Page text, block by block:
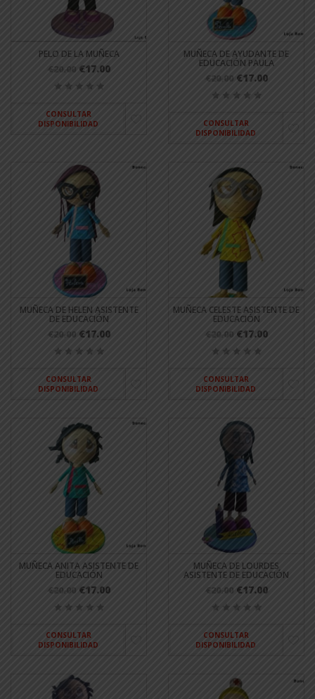
PELO DE LA MUÑECA
€20.00 €17.00
CONSULTAR
DISPONIBILIDAD
MUÑECA DE AYUDANTE DE
EDUCACIÓN PAULA
€20.00 €17.00
CONSULTAR
DISPONIBILIDAD
MUÑECA DE HELEN ASISTENTE
DE EDUCACIÓN
€20.00 €17.00
CONSULTAR
DISPONIBILIDAD
MUÑECA CELESTE ASISTENTE DE
EDUCACIÓN
€20.00 €17.00
CONSULTAR
DISPONIBILIDAD
MUÑECA ANITA ASISTENTE DE
EDUCACIÓN
€20.00 €17.00
CONSULTAR
DISPONIBILIDAD
MUÑECA DE LOURDES
ASISTENTE DE EDUCACIÓN
€20.00 €17.00
CONSULTAR
DISPONIBILIDAD